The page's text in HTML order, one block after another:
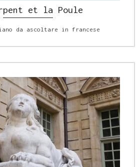
et la Poule
da ascoltare in francese